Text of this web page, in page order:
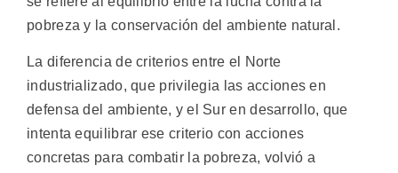
pobreza y la conservación del ambiente natural.
La diferencia de criterios entre el Norte
industrializado, que privilegia las acciones en
defensa del ambiente, y el Sur en desarrollo, que
intenta equilibrar ese criterio con acciones
concretas para combatir la pobreza, volvió a